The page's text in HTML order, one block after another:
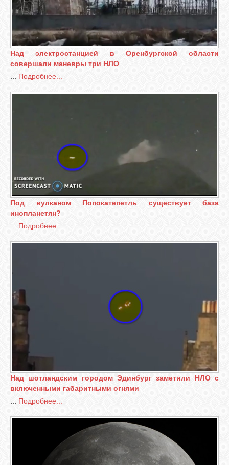
Над электростанцией в Оренбургской области
совершали маневры три НЛО
... Подробнее...
Под вулканом Попокатепетль существует база
инопланетян?
... Подробнее...
Над шотландским городом Эдинбург заметили НЛО с
включенными габаритными огнями
... Подробнее...